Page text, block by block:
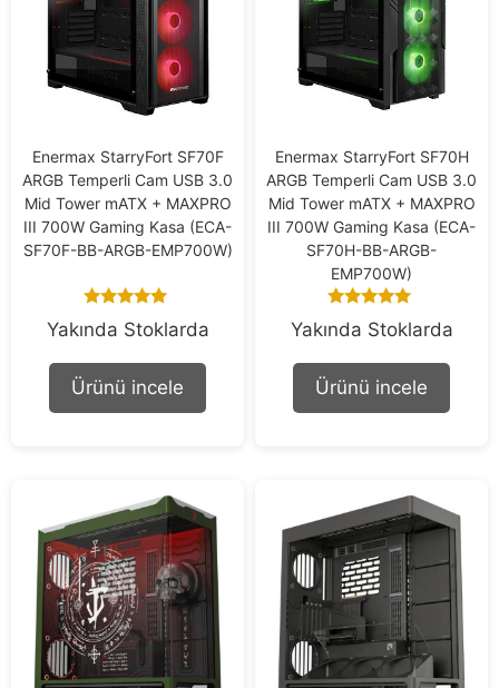
Enermax StarryFort SF70F
ARGB Temperli Cam USB 3.0
Mid Tower mATX + MAXPRO
III 700W Gaming Kasa (ECA-
SF70F-BB-ARGB-EMP700W)
4.75
out of 5
Yakında Stoklarda
Ürünü incele
Enermax StarryFort SF70H
ARGB Temperli Cam USB 3.0
Mid Tower mATX + MAXPRO
III 700W Gaming Kasa (ECA-
SF70H-BB-ARGB-
EMP700W)
5.00
out of 5
Yakında Stoklarda
Ürünü incele